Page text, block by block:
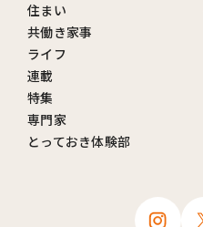
住まい
共働き家事
ライフ
連載
特集
専門家
とっておき体験部